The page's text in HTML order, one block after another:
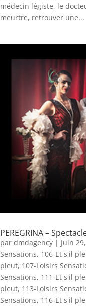
médecin légiste, le
meurtre, retrouver une...
PEREGRINA –
par dmdagency | Juin
Sensations, 106-Et s'il
pleut, 107-Loisirs
Sensations, 111-Et s'il
pleut, 113-Loisirs
Sensations, 116-Et s'il